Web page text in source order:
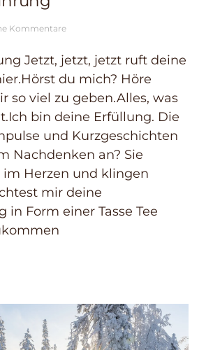
Kommentare
Jetzt, jetzt, jetzt ruft deine
du mich? Höre
so viel zu geben.Alles, was
bin deine Erfüllung. Die
und Kurzgeschichten
Nachdenken an? Sie
Herzen und klingen
mir deine
in Form einer Tasse Tee